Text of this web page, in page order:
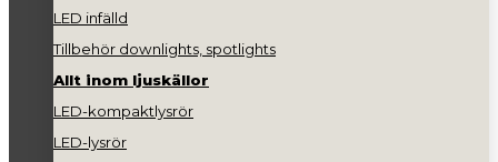
LED infälld
Tillbehör downlights, spotlights
Allt inom ljuskällor
LED-kompaktlysrör
LED-lysrör